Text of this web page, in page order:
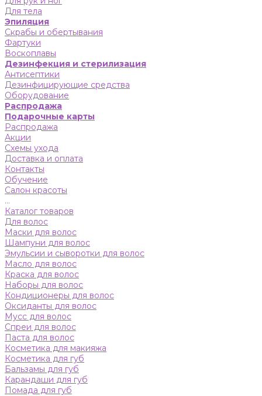
Для тела
Эпиляция
Скрабы и обертывания
Фартуки
Воскоплавы
Дезинфекция и стерилизация
Антисептики
Дезинфицирующие средства
Оборудование
Распродажа
Подарочные карты
Распродажа
Акции
Схемы ухода
Доставка и оплата
Контакты
Обучение
Салон красоты
...
Каталог товаров
Для волос
Маски для волос
Шампуни для волос
Эмульсии и сыворотки для волос
Масло для волос
Краска для волос
Наборы для волос
Кондиционеры для волос
Оксиданты для волос
Мусс для волос
Спреи для волос
Паста для волос
Косметика для макияжа
Косметика для губ
Бальзамы для губ
Карандаши для губ
Помада для губ